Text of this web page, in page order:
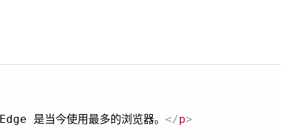
是当今使用最多的浏览器。 </p>